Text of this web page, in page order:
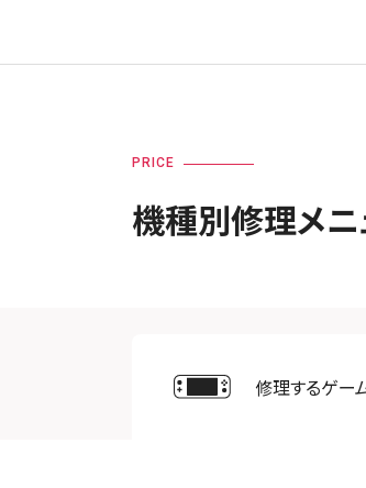
PRICE
機種別修理メニ
修理するゲー